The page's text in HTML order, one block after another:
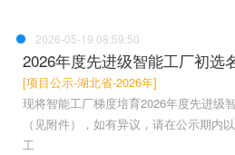
2026-05-19 08:59:50
2026年度先进级智能工厂初选
[项目公示-湖北省-2026年]
现将智能工厂梯度培育2026年度先进级
（见附件），如有异议，请在公示期内
工